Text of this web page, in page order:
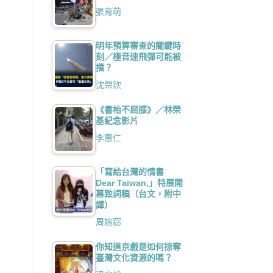
張育萌
明年預算審查的關鍵時
刻／極音速飛彈可能被
擋？
沈榮欽
《書枱不屈膝》／林榮
基紀念影片
李惠仁
「寫給台灣的情書
Dear Taiwan,」特展開
幕致詞稿（台文，附中
譯）
周婉窈
你知道京戲是如何掠奪
臺灣文化資源的嗎？